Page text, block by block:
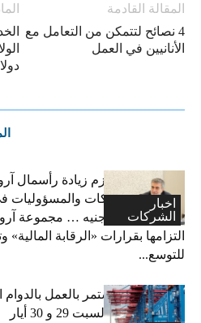
المقالة القادمة
4 نصائح لتتمكن من التعامل مع
الأنانيين في العمل
اخبار
الشركات
فاتح بكداش:نعتزم زيادة رأسمال
لتأمينات الممتلكات
إلى 600 مليون جنيه … مجموعة
التزامها بقرارات «الرقابة
للتوسع...
مرفأ بيروت مستمر بالعمل بالدوام
يومي الجمعة والسبت 29 و 30 أيار